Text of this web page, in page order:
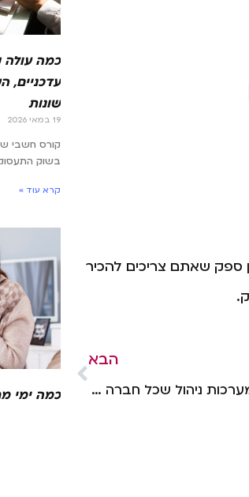
ספק שאתם צריכים להכיר
הבא
כך עושים את זה היום – מערכות ניהול שכל חברה או ארגון צריכים להכיר
כמה עולה
עדכניים,
שונות
19 במאי 2026
קורס חשבי
בשוק
קרא עוד »
כמה ימי